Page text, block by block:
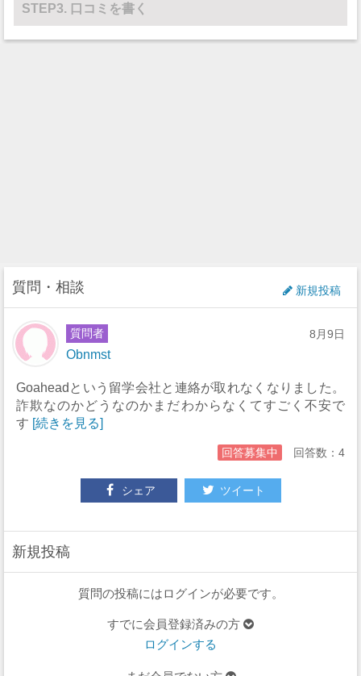
STEP3. 口コミを書く
質問・相談 新規投稿
質問者
Obnmst
8月9日
Goaheadという留学会社と連絡が取れなくなりました。
詐欺なのかどうなのかまだわからなくてすごく不安で
す [続きを見る]
回答募集中 回答数：4
シェア ツイート
新規投稿
質問の投稿にはログインが必要です。
すでに会員登録済みの方
ログインする